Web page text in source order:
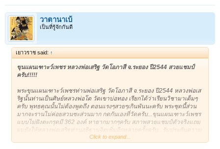
วาตานาเบ้
เป็นที่รู้จักกันดี
เยาวราช said: ↑
ขุนแผนเฑาะว์เพชร หลวงพ่อเสริฐ วัดโอภาสี จ.ระยอง ปี2544 สวยแชมป์
ครับ!!!!!
พระขุนแผนเฑาะว์เพชรท่านพ่อเสริฐ วัดโอภาสี จ.ระยอง ปี2544 หลวงพ่อเส
ริฐนั้นท่านเป็นศิษย์หลวงพ่อโต วัดเขาบ่อทอง เรียกได้ว่าเรียนวิชามาเต็มๆ
ครับ พุทธคุณนั้นไม่ต้องพูดถึง ตอนแรงๆสวยๆเกินพันนะครับ พระชุดนี้ส่วน
มากจะรานไม่ค่อยสวนซะส่วนมาก กดกันเองที่วัดครับ...ขุนแผนเฑาะว์เพชร
แบบไม่ฝังตะกรุดมี 362 องค์ หายากมากๆครับ สภาพสวยแชมป์ตัวจริงแถม
ผมยังให้หลวงพ่อเสริฐท่านอธิฐานจิตเพิ่มอีกหลายครั้งครับ...รับประกันความ
Click to expand...